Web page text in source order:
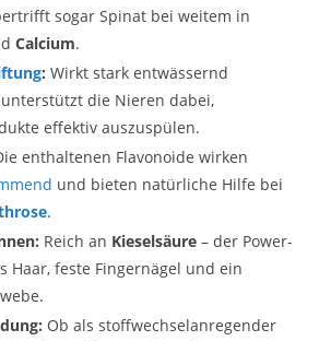
sogar Spinat bei weitem in
Calcium.
: Wirkt stark entwässernd
die Nieren dabei,
effektiv auszuspülen.
enthaltenen Flavonoide wirken
und bieten natürliche Hilfe bei
.
Reich an Kieselsäure – der Power-
Haar, feste Fingernägel und ein
Ob als stoffwechselanregender